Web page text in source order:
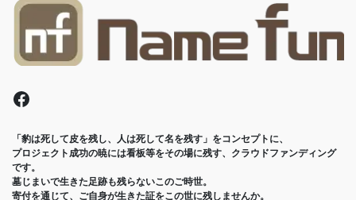
Facebook
「豹は死して皮を残し、人は死して名を残す」をコンセプトに、
プロジェクト成功の暁には看板等をその場に残す、クラウドファンディング
です。
墓じまいで生きた足跡も残らないこのご時世。
寄付を通じて、ご自身が生きた証をこの世に残しませんか。